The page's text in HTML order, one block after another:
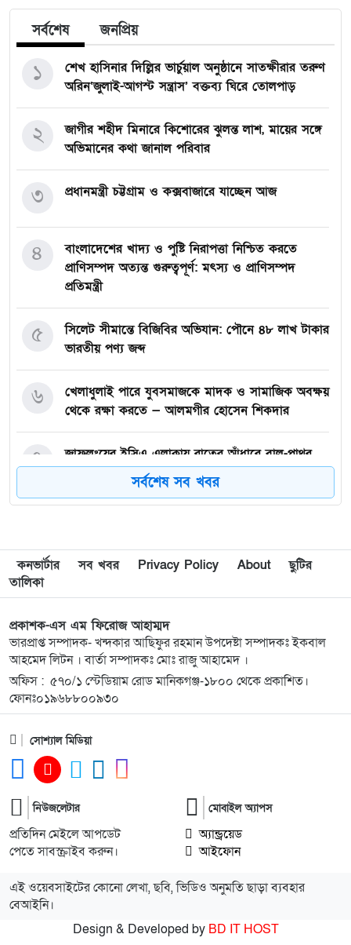
সর্বশেষ জনপ্রিয়
শেখ হাসিনার দিল্লির ভার্চুয়াল অনুষ্ঠানে সাতক্ষীরার তরুণ
অরিন‘জুলাই-আগস্ট সন্ত্রাস’ বক্তব্য ঘিরে তোলপাড়
১
জাগীর শহীদ মিনারে কিশোরের ঝুলন্ত লাশ, মায়ের সঙ্গে
অভিমানের কথা জানাল পরিবার
২
প্রধানমন্ত্রী চট্টগ্রাম ও কক্সবাজারে যাচ্ছেন আজ
৩
বাংলাদেশের খাদ্য ও পুষ্টি নিরাপত্তা নিশ্চিত করতে
প্রাণিসম্পদ অত্যন্ত গুরুত্বপূর্ণ: মৎস্য ও প্রাণিসম্পদ
প্রতিমন্ত্রী
৪
সিলেট সীমান্তে বিজিবির অভিযান: পৌনে ৪৮ লাখ টাকার
ভারতীয় পণ্য জব্দ
৫
খেলাধুলাই পারে যুবসমাজকে মাদক ও সামাজিক অবক্ষয়
থেকে রক্ষা করতে — আলমগীর হোসেন শিকদার
৬
জাফলংয়ের ইসিএ এলাকায় রাতের আঁধারে বালু-পাথর
উত্তোলনের অভিযোগ
৭
শেখ পরিবারের স্বজনদের সপরিবারে প্রস্থান, গ্রেপ্তার
এড়িয়ে বেশির ভাগই বিদেশে
৯
পাকিস্তানের হাইকমিশনারের বাসভবনে আগুন: ইমরান
হায়দার ও তার স্ত্রী আইসিইউতে
১০
ঠাকুরগাঁওয়ের বালিয়াডাঙ্গীতে ক্রয়কৃত জমি জবরদখলের
১১
পরিবেশবান্ধব স্যানিটারি ল্যান্ডফিল নির্মাণে দক্ষিণ
কোরিয়ার সহযোগিতা চাইলেন চসিক
১২
রাজবাড়ীতে র‍্যাব-১০ এর পৃথক অভিযান: সাব-মেশিনগান
ও পিস্তলসহ ২ অস্ত্রধারী গ্রেফতার
১৩
উৎসবমুখর পরিবেশে দাওকান্দিতে অরবিট শিক্ষা
১৪
সর্বশেষ সব খবর
কনভার্টার সব খবর Privacy Policy About
ছুটির
তালিকা
প্রকাশক-এস এম ফিরোজ আহাম্মদ
ভারপ্রাপ্ত সম্পাদক- খন্দকার আছিফুর রহমান উপদেষ্টা সম্পাদকঃ ইকবাল
আহমেদ লিটন । বার্তা সম্পাদকঃ মোঃ রাজু আহামেদ ।
অফিস : ৫৭০/১ স্টেডিয়াম রোড মানিকগঞ্জ-১৮০০ থেকে প্রকাশিত।
ফোনঃ০১৯৬৮৮০০৯৩০
সোশ্যাল মিডিয়া
নিউজলেটার
প্রতিদিন মেইলে আপডেট
পেতে সাবস্ক্রাইব করুন।
মোবাইল অ্যাপস
অ্যান্ড্রয়েড
আইফোন
এই ওয়েবসাইটের কোনো লেখা, ছবি, ভিডিও অনুমতি ছাড়া ব্যবহার
বেআইনি।
Design & Developed by BD IT HOST